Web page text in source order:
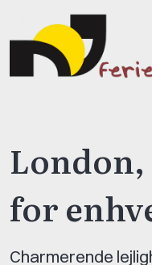
for
Charmerende